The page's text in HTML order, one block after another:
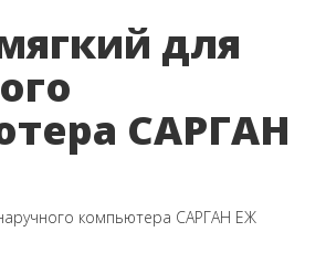
для
САРГАН